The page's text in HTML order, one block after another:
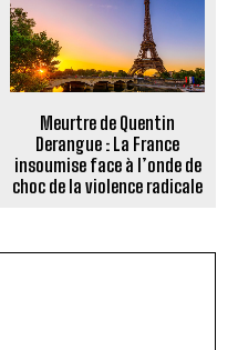
Meurtre de Quentin
Derangue : La France
insoumise face à l’onde de
choc de la violence radicale